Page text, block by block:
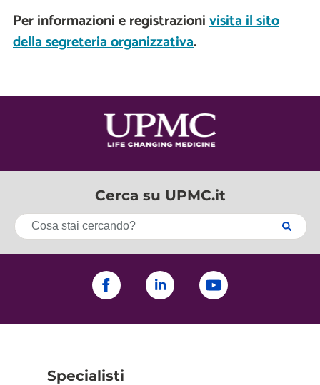
Per informazioni e registrazionivisita il sito
della segreteria organizzativa.
Cerca su UPMC.it
Specialisti